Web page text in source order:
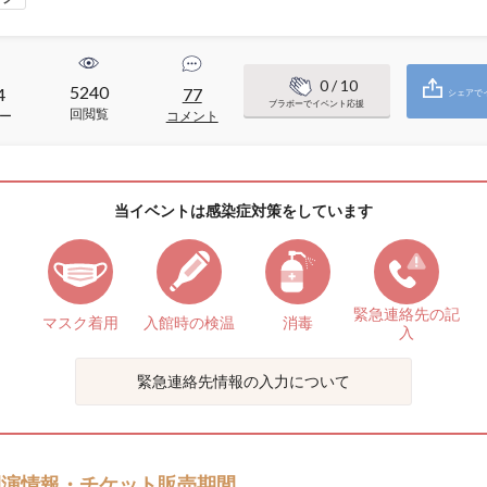
5240
回閲覧
77
コメント
0/ 10
ブラボーでイベント応援
シェアで
当イベントは感染症対策をしています
マスク着用 入館時の検温 消毒 緊急連絡先の記
入
緊急連絡先情報の入力について